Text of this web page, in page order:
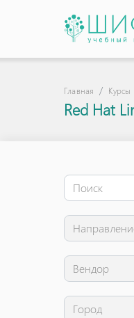
Главная Курсы
Red Hat